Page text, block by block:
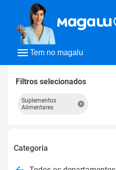
Tem no magalu
Filtros selecionados
Suplementos
Alimentares
Categoria